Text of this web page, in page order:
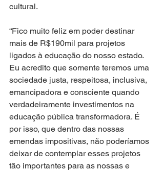
cultural.
“Fico muito feliz em poder destinar
mais de R$190mil para projetos
ligados à educação do nosso estado.
Eu acredito que somente teremos uma
sociedade justa, respeitosa, inclusiva,
emancipadora e consciente quando
verdadeiramente investimentos na
educação pública transformadora. É
por isso, que dentro das nossas
emendas impositivas, não poderíamos
deixar de contemplar esses projetos
tão importantes para as nossas e